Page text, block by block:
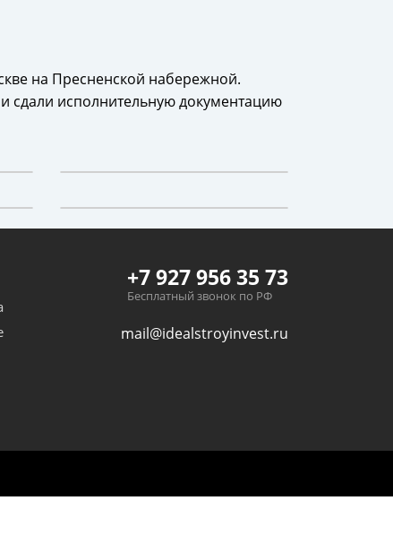
на Пресненской набережной.
сдали исполнительную документацию
+7 927 956 35 73
Бесплатный звонок по РФ
mail@idealstroyinvest.ru